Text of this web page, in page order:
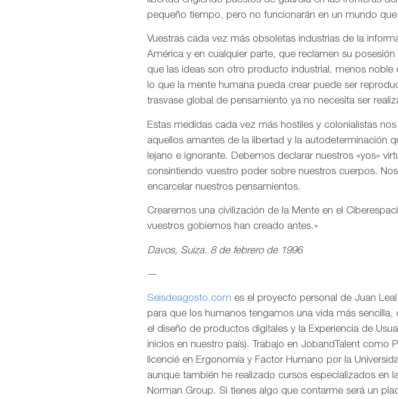
pequeño tiempo, pero no funcionarán en un mundo
Vuestras cada vez más obsoletas industrias de la
América y en cualquier parte, que reclamen su
que las ideas son otro producto industrial, menos
lo que la mente humana pueda crear puede ser
trasvase global de pensamiento ya no necesita ser
Estas medidas cada vez más hostiles y colonialistas
aquellos amantes de la libertad y la autodeterminación
lejano e ignorante. Debemos declarar nuestros «yos»
consintiendo vuestro poder sobre nuestros cuerpos.
encarcelar nuestros pensamientos.
Crearemos una civilización de la Mente en el
vuestros gobiernos han creado antes.»
Davos, Suiza. 8 de febrero de 1996
—
Seisdeagosto.com es el proyecto personal de Juan
para que los humanos tengamos una vida más
el diseño de productos digitales y la Experiencia de
inicios en nuestro país). Trabajo en JobandTalent
licencié en Ergonomía y Factor Humano por la
aunque también he realizado cursos especializados en
Norman Group. Si tienes algo que contarme será un